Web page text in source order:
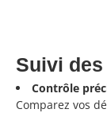
Suivi
Contrôle
Comparez vos